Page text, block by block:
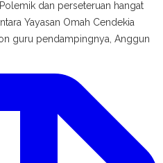
dan perseteruan hangat
Yayasan Omah Cendekia
guru pendampingnya, Anggun